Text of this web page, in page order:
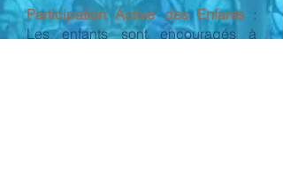
Participation Active des Enfants :
Les enfants sont encouragés à